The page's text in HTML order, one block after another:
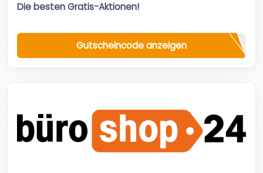
Die besten Gratis-Aktionen!
Gutscheincode anzeigen